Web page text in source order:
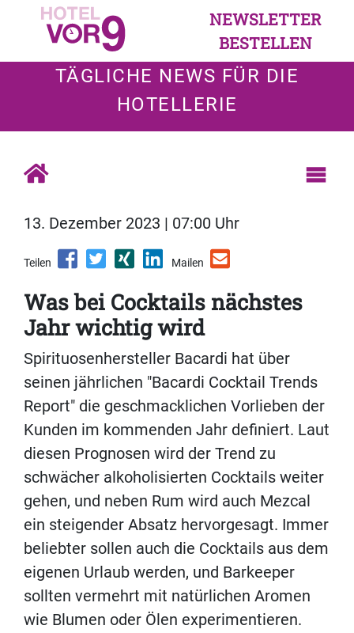
NEWSLETTER
BESTELLEN
TÄGLICHE NEWS FÜR DIE
HOTELLERIE
13. Dezember 2023 | 07:00 Uhr
Teilen Mailen
Was bei Cocktails nächstes
Jahr wichtig wird
Spirituosenhersteller Bacardi hat über
seinen jährlichen "Bacardi Cocktail Trends
Report" die geschmacklichen Vorlieben der
Kunden im kommenden Jahr definiert. Laut
diesen Prognosen wird der Trend zu
schwächer alkoholisierten Cocktails weiter
gehen, und neben Rum wird auch Mezcal
ein steigender Absatz hervorgesagt. Immer
beliebter sollen auch die Cocktails aus dem
eigenen Urlaub werden, und Barkeeper
sollten vermehrt mit natürlichen Aromen
wie Blumen oder Ölen experimentieren.